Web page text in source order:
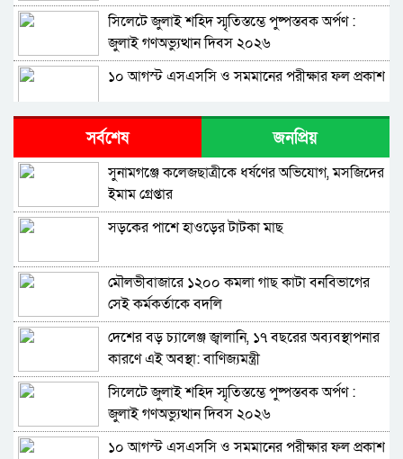
সিলেটে জুলাই শহিদ স্মৃতিস্তম্ভে পুষ্পস্তবক অর্পণ :
জুলাই গণঅভ্যুত্থান দিবস ২০২৬
১০ আগস্ট এসএসসি ও সমমানের পরীক্ষার ফল প্রকাশ
শাপলা চত্বরে হত্যা মামলা: শেখ হাসিনাসহ ৪১ জনের
বিরুদ্ধে আনুষ্ঠানিক অভিযোগ
বিরোধীদলের পতন শুরু হয়েছে, ১১ দল এখন ৯ দলে
গিয়ে ঠেকেছে: রাশেদ খান
কে হতে পারেন পরবর্তী রাষ্ট্রপতি, আলোচনায় এক
আমলা
সিলেটে আদলত চত্বরে শিশু ফাহিমা হত্যা মামলার
আসামির ওপর ফের হামলা
এআই দিয়ে অশালীন ছবি ছড়ানোর অভিযোগ
সিলেটের কনটেন্ট ক্রিয়েটর রাফিয়ার
শাবিপ্রবিতে শিক্ষার্থীকে মারধর: ছাত্রদল নেতা হাসিবুর
ও তারেক বহিষ্কার, ক্যাম্পাসে নিষিদ্ধ ২ বছর
সর্বশেষ জনপ্রিয়
সুনামগঞ্জে কলেজছাত্রীকে ধর্ষণের অভিযোগ, মসজিদের
ইমাম গ্রেপ্তার
সড়কের পাশে হাওড়ের টাটকা মাছ
মৌলভীবাজারে ১২০০ কমলা গাছ কাটা বনবিভাগের
সেই কর্মকর্তাকে বদলি
দেশের বড় চ্যালেঞ্জ জ্বালানি, ১৭ বছরের অব্যবস্থাপনার
কারণে এই অবস্থা: বাণিজ্যমন্ত্রী
সিলেটে জুলাই শহিদ স্মৃতিস্তম্ভে পুষ্পস্তবক অর্পণ :
জুলাই গণঅভ্যুত্থান দিবস ২০২৬
১০ আগস্ট এসএসসি ও সমমানের পরীক্ষার ফল প্রকাশ